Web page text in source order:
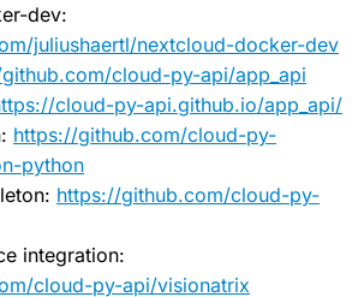
dev:
juliushaertl/nextcloud-docker-dev
cloud-py-api/app_api
cloud-py-api.github.io/app_api/
https://github.com/cloud-py-
python
https://github.com/cloud-py-
integration:
cloud-py-api/visionatrix